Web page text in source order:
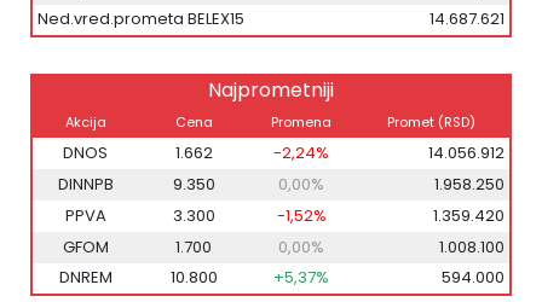
Ned.vred.prometa BELEX15
14.687.621
Najprometniji
Akcija Cena Promena Promet (RSD)
DNOS 1.662 -2,24%
14.056.912
DINNPB
9.350 0,00%
1.958.250
PPVA
3.300 -1,52%
1.359.420
GFOM
1.700 0,00%
1.008.100
DNREM
10.800 +5,37% 594.000